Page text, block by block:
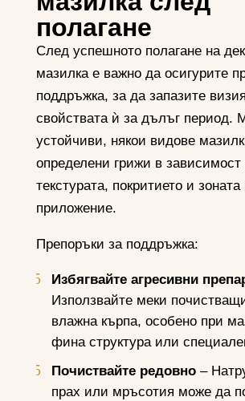
полагане
След успешното полагане на
мазилка е важно да осигурите
поддръжка, за да запазите
свойствата ѝ за дълъг период.
устойчиви, някои видове
определени грижи в зависимост
текстурата, покритието и зоната
приложение.
Препоръки за поддръжка:
Избягвайте агресивни
Използвайте меки
влажна кърпа, особено при
фина структура или
Почиствайте редовно–
прах или мръсотия може да